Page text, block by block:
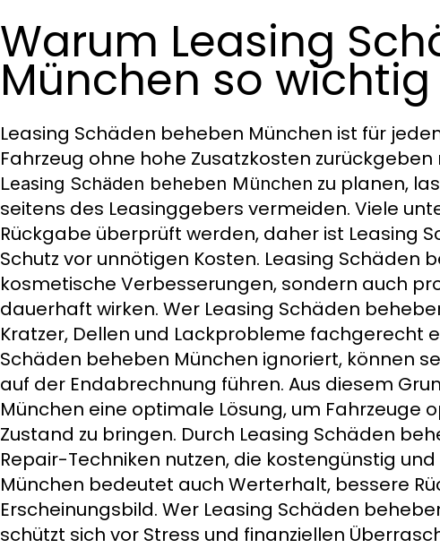
Warum Leasing
München so
Leasing Schäden beheben München ist für
Fahrzeug ohne hohe Zusatzkosten
Leasing Schäden beheben München zu planen,
seitens des Leasinggebers vermeiden. Viele
Rückgabe überprüft werden, daher ist Leasing
Schutz vor unnötigen Kosten. Leasing Schäden
kosmetische Verbesserungen, sondern auch
dauerhaft wirken. Wer Leasing Schäden
Kratzer, Dellen und Lackprobleme fachgerecht
Schäden beheben München ignoriert, können
auf der Endabrechnung führen. Aus diesem
München eine optimale Lösung, um Fahrzeuge
Zustand zu bringen. Durch Leasing Schäden
Repair-Techniken nutzen, die kostengünstig
München bedeutet auch Werterhalt, bessere
Erscheinungsbild. Wer Leasing Schäden
schützt sich vor Stress und finanziellen